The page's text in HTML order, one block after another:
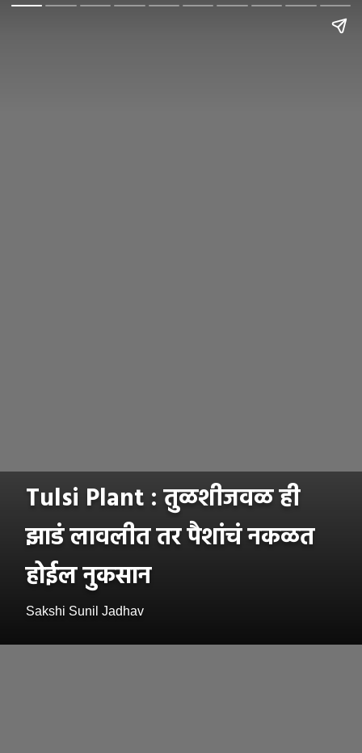
Tulsi Plant : तुळशीजवळ ही
झाडं लावलीत तर पैशांचं नकळत
होईल नुकसान
Sakshi Sunil Jadhav